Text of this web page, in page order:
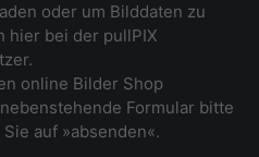
oder um Bilddaten zu
hier bei der pullPIX
online Bilder Shop
Formular bitte
auf »absenden«.